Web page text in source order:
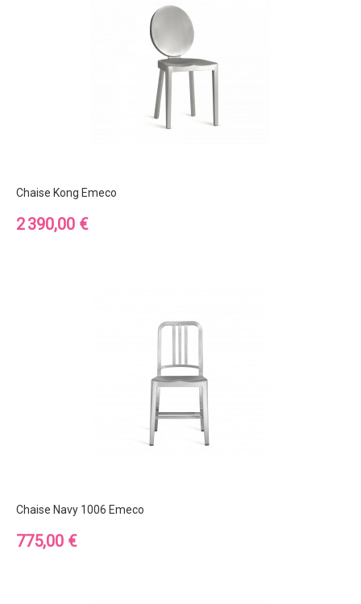
Chaise Kong Emeco
Prix
2 390,00 €
Chaise Navy 1006 Emeco
Prix
775,00 €